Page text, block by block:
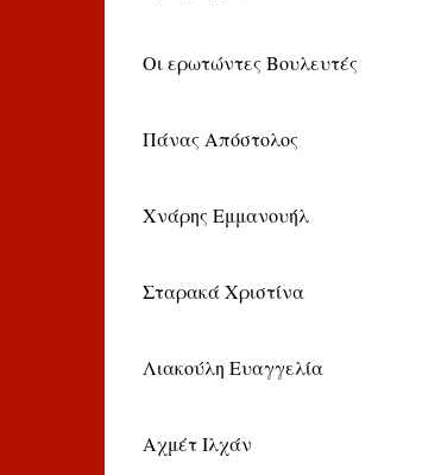
Οι ερωτώντες Βουλευτές
Πάνας Απόστολος
Χνάρης Εμμανουήλ
Σταρακά Χριστίνα
Λιακούλη Ευαγγελία
Αχμέτ Ιλχάν